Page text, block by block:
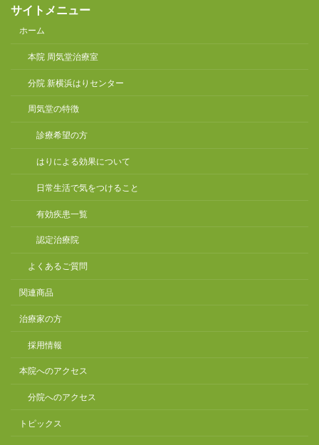
サイトメニュー
ホーム
本院 周気堂治療室
分院 新横浜はりセンター
周気堂の特徴
診療希望の方
はりによる効果について
日常生活で気をつけること
有効疾患一覧
認定治療院
よくあるご質問
関連商品
治療家の方
採用情報
本院へのアクセス
分院へのアクセス
トピックス